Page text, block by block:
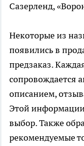
Сазерленд,
Некоторые из
появились в
предзаказ.
сопровождается
описанием,
Этой информации
выбор. Также
рекомендуемые